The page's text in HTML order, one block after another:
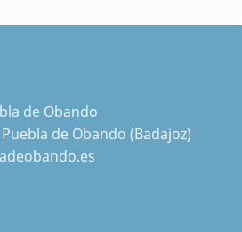
de Obando
de Obando (Badajoz)